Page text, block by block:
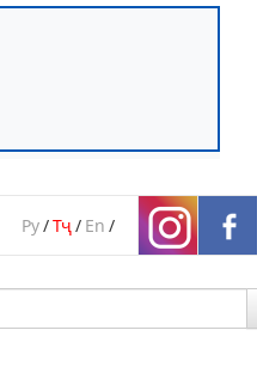
Ру/Тҷ/ En /